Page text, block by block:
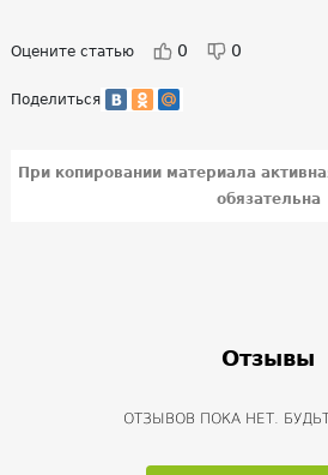
Оцените статью 0 0
Поделиться
При копировании материала
обязательна
Отзывы
ОТЗЫВОВ ПОКА НЕТ.